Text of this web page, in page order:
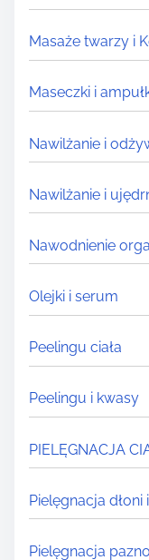
Masaże twarzy i
Maseczki i
Nawilżanie i
Nawilżanie i
Nawodnienie
Olejki i serum
Peelingu ciała
Peelingu i kwasy
PIELĘGNACJA
Pielęgnacja dłoni
Pielęgnacja